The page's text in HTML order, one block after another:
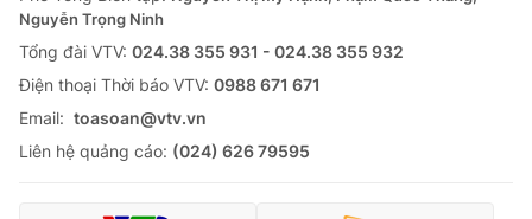
Nguyễn Trọng Ninh
Tổng đài VTV: 024.38 355 931 - 024.38 355 932
Ðiện thoại Thời báo VTV: 0988 671 671
Email: toasoan@vtv.vn
Liên hệ quảng cáo: (024) 626 79595